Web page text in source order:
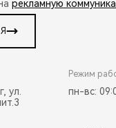
рекламную
ул.
Режим
пн-вс: